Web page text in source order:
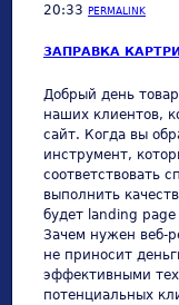
20:33 PERMALINK
ЗАПРАВКА
Добрый день
наших клиентов,
сайт. Когда вы
инструмент,
соответствовать
выполнить
будет landing
Зачем нужен веб-
не приносит
эффективными
потенциальных